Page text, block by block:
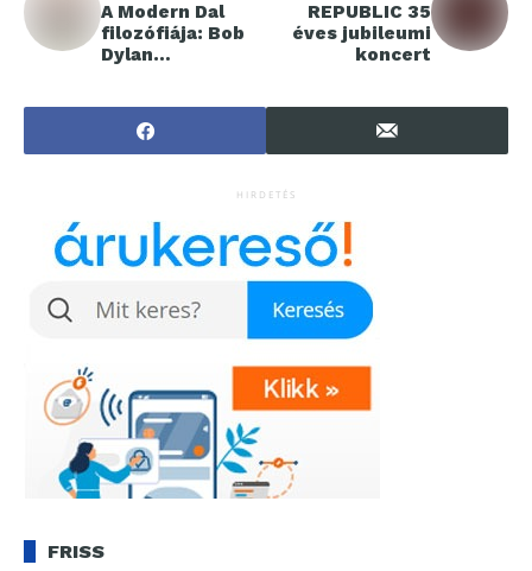
A Modern Dal
filozófiája: Bob
Dylan
folyamatába
REPUBLIC 35
éves jubileumi
koncert
HIRDETÉS
FRISS